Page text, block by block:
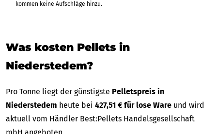
kommen keine Aufschläge hinzu.
Was kosten Pellets in
Niederstedem?
Pro Tonne liegt der günstigste Pelletspreis in
Niederstedem heute bei 427,51 € für lose Ware und wird
aktuell vom Händler Best:Pellets Handelsgesellschaft